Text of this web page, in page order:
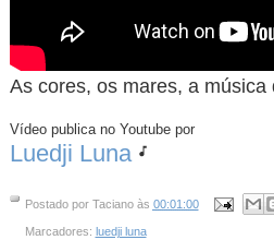
As cores, os mares, a música
Vídeo publica no Youtube por
Luedji Luna
Postado por Taciano às 00:01:00
Marcadores: luedji luna